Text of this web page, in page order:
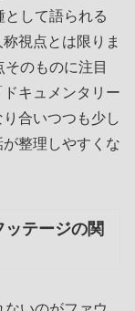
して語られる
視点とは限りま
のものに注目
キュメンタリー
合いつつも少し
整理しやすくな
テージの関